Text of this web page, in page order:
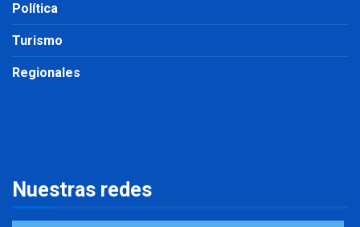
Política
Turismo
Regionales
Nuestras redes